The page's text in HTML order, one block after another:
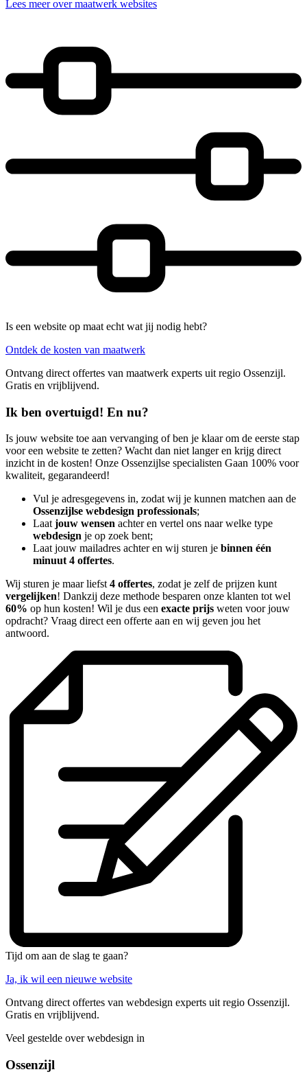
Lees meer over maatwerk websites
Is een website op maat echt wat jij nodig hebt?
Ontdek de kosten van maatwerk
Ontvang direct offertes van maatwerk experts uit regio Ossenzijl.
Gratis en vrijblijvend.
Ik ben overtuigd! En nu?
Is jouw website toe aan vervanging of ben je klaar om de eerste stap
voor een website te zetten? Wacht dan niet langer en krijg direct
inzicht in de kosten! Onze Ossenzijlse specialisten Gaan 100% voor
kwaliteit, gegarandeerd!
Vul je adresgegevens in, zodat wij je kunnen matchen aan de
Ossenzijlse webdesign professionals;
Laat jouw wensen achter en vertel ons naar welke type
webdesign je op zoek bent;
Laat jouw mailadres achter en wij sturen je binnen één
minuut 4 offertes.
Wij sturen je maar liefst 4 offertes, zodat je zelf de prijzen kunt
vergelijken! Dankzij deze methode besparen onze klanten tot wel
60% op hun kosten! Wil je dus een exacte prijs weten voor jouw
opdracht? Vraag direct een offerte aan en wij geven jou het
antwoord.
Tijd om aan de slag te gaan?
Ja, ik wil een nieuwe website
Ontvang direct offertes van webdesign experts uit regio Ossenzijl.
Gratis en vrijblijvend.
Veel gestelde over webdesign in
Ossenzijl